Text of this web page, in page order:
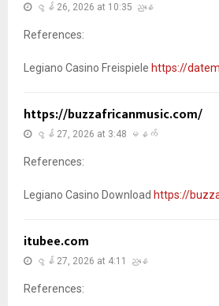
ဇွန် 26, 2026 at 10:35 ညနေ
References:
Legiano Casino Freispiele https://
https://buzzafricanmusic.com/
ဇွန် 27, 2026 at 3:48 မနက်
References:
Legiano Casino Download https://
itubee.com
ဇွန် 27, 2026 at 4:11 ညနေ
References: